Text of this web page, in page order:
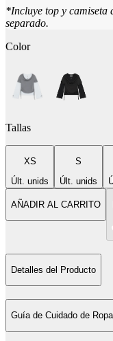
*Incluye top y
separado.
Color
Tallas
XS
Últ. unids
S
Últ. unids
AÑADIR AL CARRITO
Detalles del Producto
Guía de Cuidado de Ropa